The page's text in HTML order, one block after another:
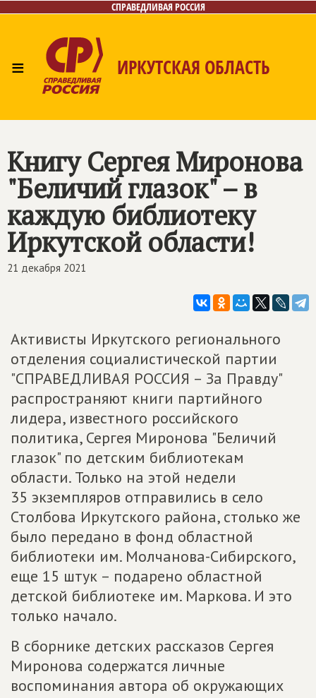
СПРАВЕДЛИВАЯ РОССИЯ
≡ ИРКУТСКАЯ ОБЛАСТЬ
Интернет-приёмная
Контакты
Книгу Сергея Миронова
"Беличий глазок" – в
каждую библиотеку
Иркутской области!
21 декабря 2021
Активисты Иркутского регионального
отделения социалистической партии
"СПРАВЕДЛИВАЯ РОССИЯ – За Правду"
распространяют книги партийного
лидера, известного российского
политика, Сергея Миронова "Беличий
глазок" по детским библиотекам
области. Только на этой недели
35 экземпляров отправились в село
Столбова Иркутского района, столько же
было передано в фонд областной
библиотеки им. Молчанова-Сибирского,
еще 15 штук – подарено областной
детской библиотеке им. Маркова. И это
только начало.
В сборнике детских рассказов Сергея
Миронова содержатся личные
воспоминания автора об окружающих